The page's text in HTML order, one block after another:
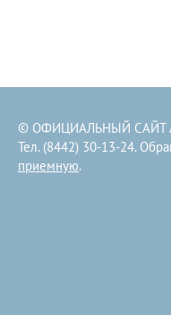
© ОФИЦИАЛЬНЫЙ САЙТ
Тел. (8442) 30-13-24.
приемную.